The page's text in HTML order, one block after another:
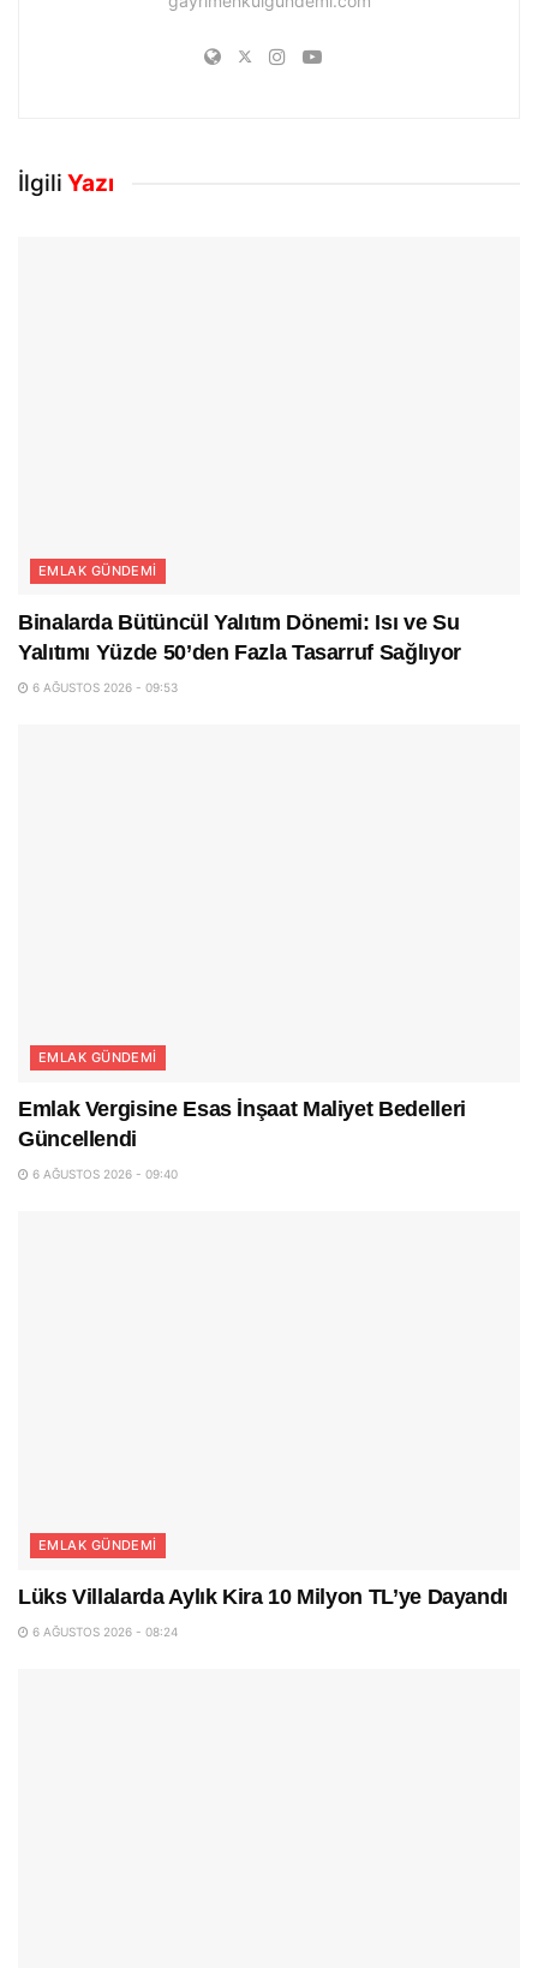
İlgili Yazı
EMLAK GÜNDEMI
Binalarda Bütüncül Yalıtım Dönemi: Isı ve Su
Yalıtımı Yüzde 50’den Fazla Tasarruf Sağlıyor
6 AĞUSTOS 2026 - 09:53
EMLAK GÜNDEMI
Emlak Vergisine Esas İnşaat Maliyet Bedelleri
Güncellendi
6 AĞUSTOS 2026 - 09:40
EMLAK GÜNDEMI
Lüks Villalarda Aylık Kira 10 Milyon TL’ye Dayandı
6 AĞUSTOS 2026 - 08:24